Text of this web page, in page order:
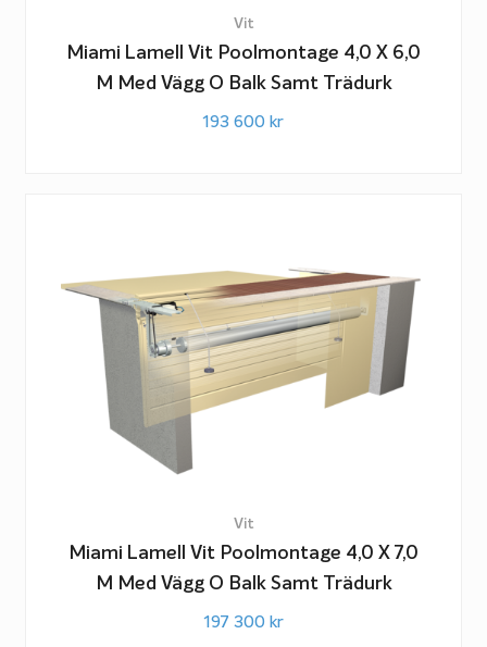
Vit
Miami Lamell Vit Poolmontage 4,0 X 6,0
M Med Vägg O Balk Samt Trädurk
193 600 kr
Vit
Miami Lamell Vit Poolmontage 4,0 X 7,0
M Med Vägg O Balk Samt Trädurk
197 300 kr